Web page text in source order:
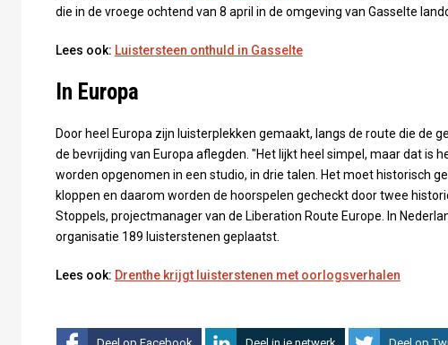
die in de vroege ochtend van 8 april in de omgeving van Gasselte
Lees ook: Luistersteen onthuld in Gasselte
In Europa
Door heel Europa zijn luisterplekken gemaakt, langs de route die de
de bevrijding van Europa aflegden. "Het lijkt heel simpel, maar dat is
worden opgenomen in een studio, in drie talen. Het moet historisch
kloppen en daarom worden de hoorspelen gecheckt door twee
Stoppels, projectmanager van de Liberation Route Europe. In
organisatie 189 luisterstenen geplaatst.
Lees ook: Drenthe krijgt luisterstenen met oorlogsverhalen